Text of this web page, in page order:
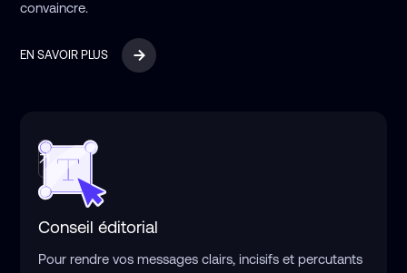
convaincre.
EN SAVOIR PLUS
Conseil éditorial
Pour rendre vos messages clairs, incisifs et percutants